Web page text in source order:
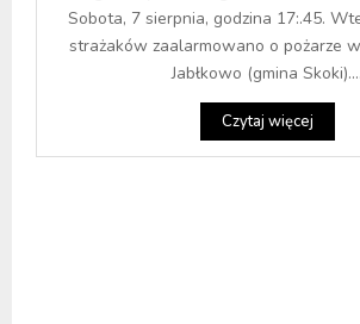
Sobota, 7 sierpnia, godzina 17:.45.
strażaków zaalarmowano o pożarze
Jabłkowo (gmina Skoki)....
Czytaj więcej